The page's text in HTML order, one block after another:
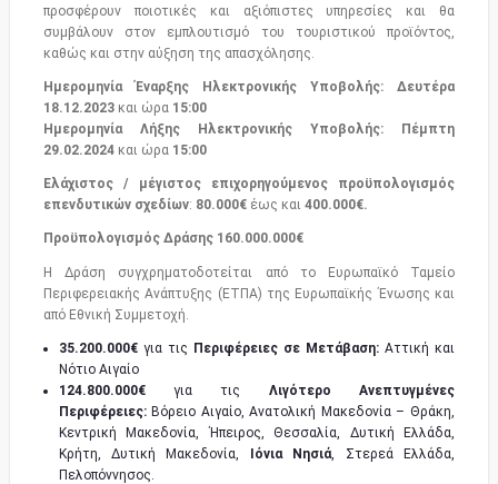
προσφέρουν ποιοτικές και αξιόπιστες υπηρεσίες και θα
συμβάλουν στον εμπλουτισμό του τουριστικού προϊόντος,
καθώς και στην αύξηση της απασχόλησης.
Ημερομηνία Έναρξης Ηλεκτρονικής Υποβολής: Δευτέρα
18.12.2023 και ώρα 15:00
Ημερομηνία Λήξης Ηλεκτρονικής Υποβολής: Πέμπτη
29.02.2024 και ώρα 15:00
Ελάχιστος / μέγιστος επιχορηγούμενος προϋπολογισμός
επενδυτικών σχεδίων: 80.000€ έως και 400.000€.
Προϋπολογισμός Δράσης 160.000.000€
Η Δράση συγχρηματοδοτείται από το Ευρωπαϊκό Ταμείο
Περιφερειακής Ανάπτυξης (ΕΤΠΑ) της Ευρωπαϊκής Ένωσης και
από Εθνική Συμμετοχή.
35.200.000€για τις Περιφέρειες σε Μετάβαση: Αττική και
Νότιο Αιγαίο
124.800.000€για τις Λιγότερο Ανεπτυγμένες
Περιφέρειες: Βόρειο Αιγαίο, Ανατολική Μακεδονία – Θράκη,
Κεντρική Μακεδονία, Ήπειρος, Θεσσαλία, Δυτική Ελλάδα,
Κρήτη, Δυτική Μακεδονία,
Ιόνια Νησιά, Στερεά Ελλάδα,
Πελοπόννησος.